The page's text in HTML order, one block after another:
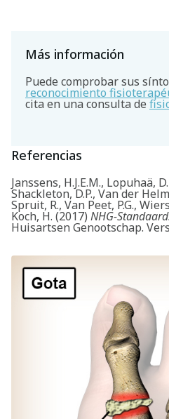
Más información
Puede comprobar sus
reconocimiento
cita en una consulta de
Referencias
Janssens, H.J.E.M., Lopuhaä,
Shackleton, D.P., Van der
Spruit, R., Van Peet, P.G.,
Koch, H. (2017) NHG-
Huisartsen Genootschap.